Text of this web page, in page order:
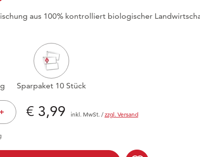
aus 100% kontrolliert biologischer
Sparpaket 10 Stück
+ Preis: € 3,99
€ 3,99 inkl. MwSt./zzgl. Versand
Organic